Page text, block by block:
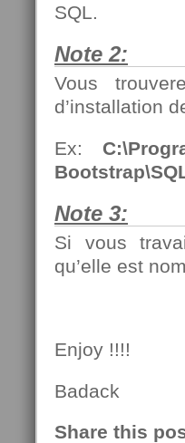
SQL.
Note 2:
Vous
d’installation
Ex:
Note 3:
Si vous
qu’elle est
Enjoy !!!!
Badack
Share this